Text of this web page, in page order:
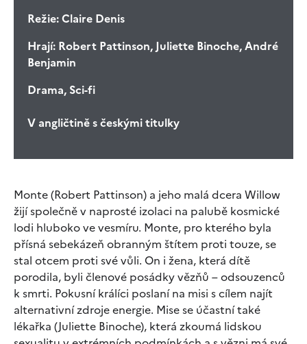
Režie:Claire Denis
Hrají: Robert Pattinson, Juliette Binoche, André
Benjamin
Drama, Sci-fi
V angličtině s českými titulky
Monte (Robert Pattinson) a jeho malá dcera Willow
žijí společně v naprosté izolaci na palubě kosmické
lodi hluboko ve vesmíru. Monte, pro kterého byla
přísná sebekázeň obranným štítem proti touze, se
stal otcem proti své vůli. On i žena, která dítě
porodila, byli členové posádky vězňů – odsouzenců
k smrti. Pokusní králíci poslaní na misi s cílem najít
alternativní zdroje energie. Mise se účastní také
lékařka (Juliette Binoche), která zkoumá lidskou